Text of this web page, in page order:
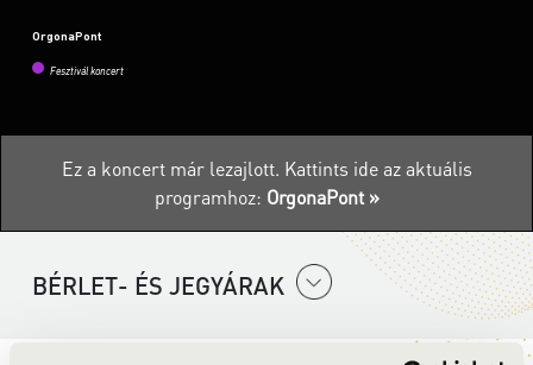
OrgonaPont
Fesztivál koncert
Ez a koncert már lezajlott. Kattints ide az aktuális
programhoz: OrgonaPont »
BÉRLET- ÉS JEGYÁRAK